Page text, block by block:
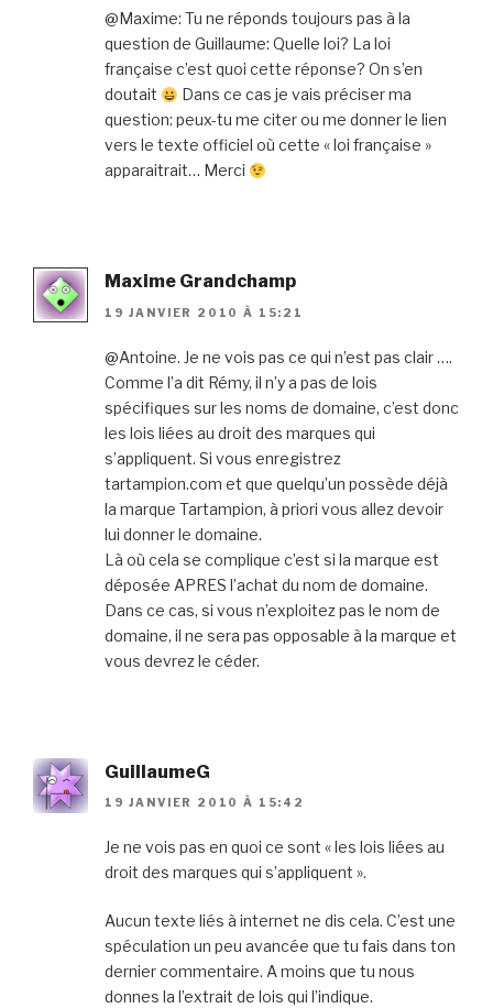
@Maxime: Tu ne réponds toujours pas à la
question de Guillaume: Quelle loi? La loi
française c’est quoi cette réponse? On s’en
doutait
Dans ce cas je vais préciser ma
question: peux-tu me citer ou me donner le lien
vers le texte officiel où cette « loi française »
apparaitrait… Merci
Maxime Grandchamp
19 JANVIER 2010 À 15:21
@Antoine. Je ne vois pas ce qui n’est pas clair ….
Comme l’a dit Rémy, il n’y a pas de lois
spécifiques sur les noms de domaine, c’est donc
les lois liées au droit des marques qui
s’appliquent. Si vous enregistrez
tartampion.com et que quelqu’un possède déjà
la marque Tartampion, à priori vous allez devoir
lui donner le domaine.
Là où cela se complique c’est si la marque est
déposée APRES l’achat du nom de domaine.
Dans ce cas, si vous n’exploitez pas le nom de
domaine, il ne sera pas opposable à la marque et
vous devrez le céder.
GuillaumeG
19 JANVIER 2010 À 15:42
Je ne vois pas en quoi ce sont « les lois liées au
droit des marques qui s’appliquent ».
Aucun texte liés à internet ne dis cela. C’est une
spéculation un peu avancée que tu fais dans ton
dernier commentaire. A moins que tu nous
donnes la l’extrait de lois qui l’indique.